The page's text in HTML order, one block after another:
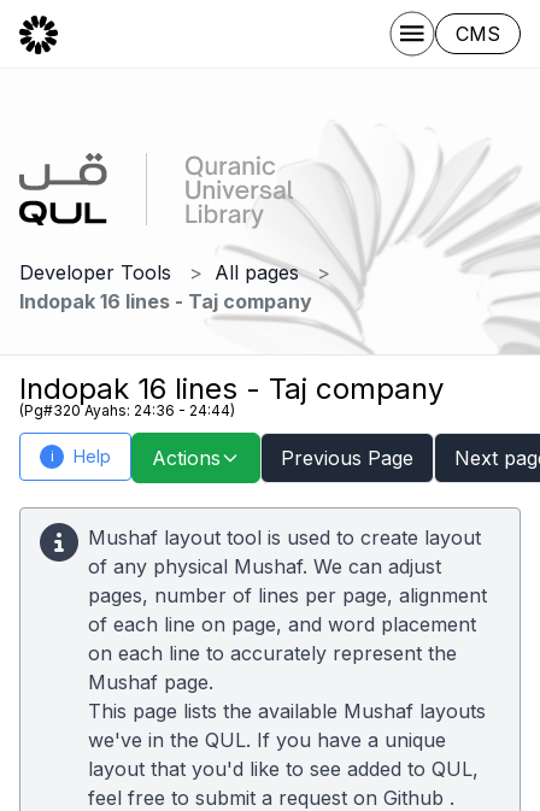
CMS
Developer Tools
All pages
Indopak 16 lines - Taj company
Indopak 16 lines - Taj company
(Pg#320 Ayahs: 24:36 - 24:44)
i Help Actions Previous Page Next
Mushaf layout tool is used to create layout
of any physical Mushaf. We can adjust
pages, number of lines per page, alignment
of each line on page, and word placement
on each line to accurately represent the
Mushaf page.
This page lists the available Mushaf layouts
we've in the QUL. If you have a unique
layout that you'd like to see added to QUL,
feel free to submit a request on Github .